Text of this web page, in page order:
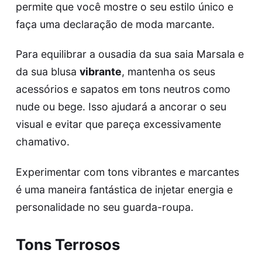
permite que você mostre o seu estilo único e
faça uma declaração de moda marcante.
Para equilibrar a ousadia da sua saia Marsala e
da sua blusa vibrante, mantenha os seus
acessórios e sapatos em tons neutros como
nude ou bege. Isso ajudará a ancorar o seu
visual e evitar que pareça excessivamente
chamativo.
Experimentar com tons vibrantes e marcantes
é uma maneira fantástica de injetar energia e
personalidade no seu guarda-roupa.
Tons Terrosos